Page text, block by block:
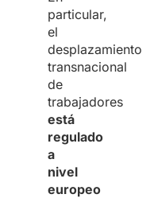
particular,
el
desplazamiento
transnacional
de
trabajadores
está
regulado
a
nivel
europeo